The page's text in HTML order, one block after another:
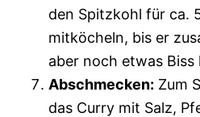
den Spitzkohl für ca.
mitköcheln, bis er
aber noch etwas Biss
Abschmecken: Zum
das Curry mit Salz,